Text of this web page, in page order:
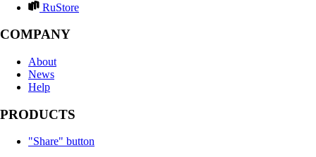
RuStore
COMPANY
About
News
Help
PRODUCTS
"Share" button